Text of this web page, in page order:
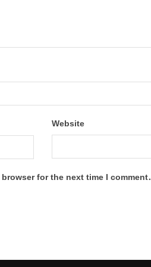
Website
for the next time I comment.